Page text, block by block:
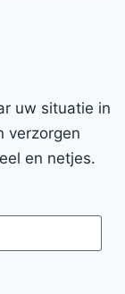
uw situatie in
verzorgen
en netjes.